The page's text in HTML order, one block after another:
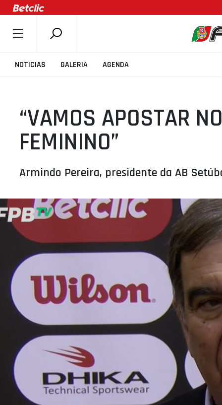
NOTICIAS GALERIA AGENDA
SOBRE A FPB
COMPETIÇÕES
ASSOCIAÇÕES
CLUBES
AGENTES
SELEÇÕES
MINIBASQUETE
PROJETOS
“VAMOS APOSTAR
FEMININO”
Armindo Pereira, presidente da AB